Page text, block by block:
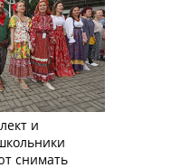
и
снимать